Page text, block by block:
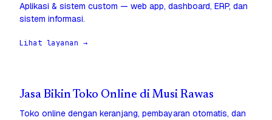
Aplikasi & sistem custom — web app, dashboard, ERP, dan
sistem informasi.
Lihat layanan →
Jasa Bikin Toko Online di Musi Rawas
Toko online dengan keranjang, pembayaran otomatis, dan